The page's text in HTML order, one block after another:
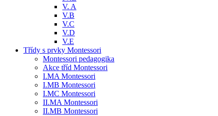
V. A
V.B
V.C
V.D
V.E
Třídy s prvky Montessori
Montessori pedagogika
Akce tříd Montessori
I.MA Montessori
I.MB Montessori
I.MC Montessori
II.MA Montessori
II.MB Montessori